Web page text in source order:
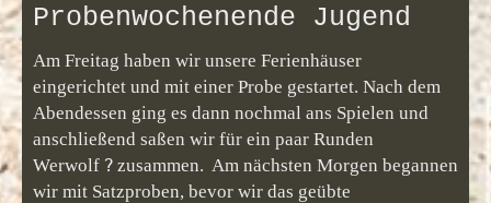
Probenwochenende Jugend
Am Freitag haben wir unsere Ferienhäuser
eingerichtet und mit einer Probe gestartet. Nach dem
Abendessen ging es dann nochmal ans Spielen und
anschließend saßen wir für ein paar Runden
Werwolf ? zusammen. Am nächsten Morgen begannen
wir mit Satzproben, bevor wir das geübte